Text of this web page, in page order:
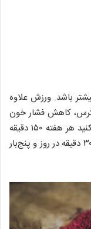
باشد. ورزش علاوه
کاهش فشار خون
و تقویت سیستم قلبی عروقی کمک کند. سعی کنید هر هفته ۱۵۰ دقیقه
فعالیت بدنی متوسط ​​داشته باشید. یعنی حدود ۳۰ دقیقه در روز و پنج‌بار